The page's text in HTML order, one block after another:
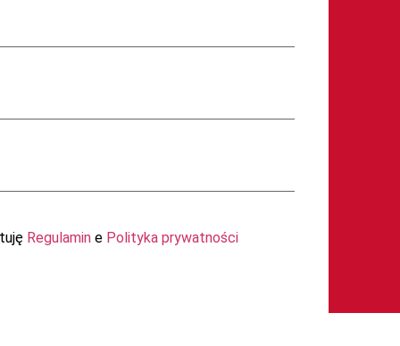
Regulamin e Polityka prywatności